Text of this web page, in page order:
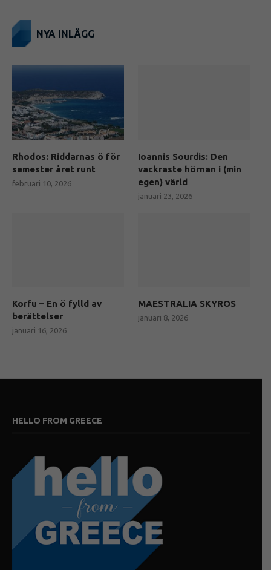
NYA INLÄGG
Rhodos: Riddarnas ö för
semester året runt
februari 10, 2026
Ioannis Sourdis: Den
vackraste hörnan i (min
egen) värld
januari 23, 2026
Korfu – En ö fylld av
berättelser
januari 16, 2026
MAESTRALIA SKYROS
januari 8, 2026
HELLO FROM GREECE